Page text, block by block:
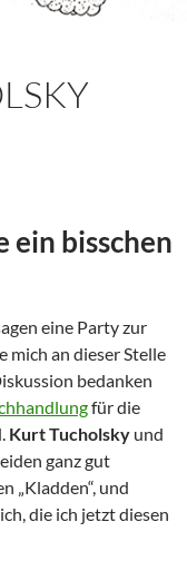
ein bisschen
eine Party zur
mich an dieser Stelle
bedanken
für die
Kurt Tucholsky und
ganz gut
„Kladden“, und
die ich jetzt diesen